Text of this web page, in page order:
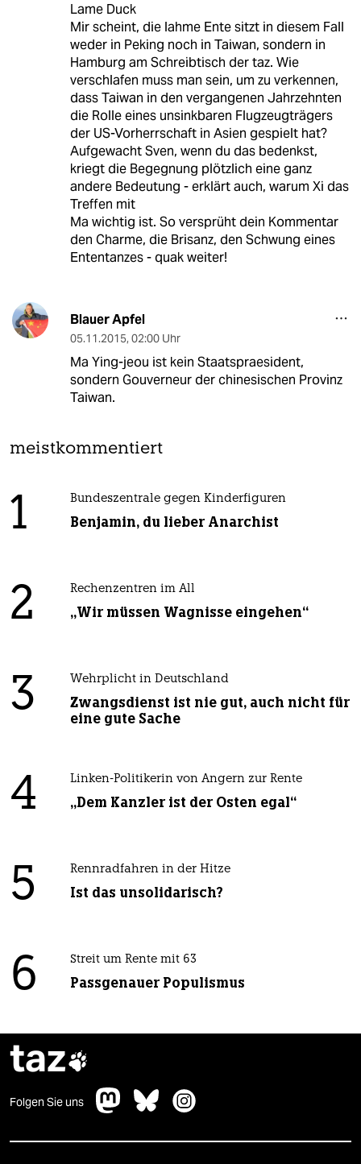
Lame Duck
Mir scheint, die lahme Ente sitzt in diesem Fall
weder in Peking noch in Taiwan, sondern in
Hamburg am Schreibtisch der taz. Wie
verschlafen muss man sein, um zu verkennen,
dass Taiwan in den vergangenen Jahrzehnten
die Rolle eines unsinkbaren Flugzeugträgers
der US-Vorherrschaft in Asien gespielt hat?
Aufgewacht Sven, wenn du das bedenkst,
kriegt die Begegnung plötzlich eine ganz
andere Bedeutung - erklärt auch, warum Xi das
Treffen mit
Ma wichtig ist. So versprüht dein Kommentar
den Charme, die Brisanz, den Schwung eines
Ententanzes - quak weiter!
Blauer Apfel
05.11.2015, 02:00 Uhr
Ma Ying-jeou ist kein Staatspraesident,
sondern Gouverneur der chinesischen Provinz
Taiwan.
meistkommentiert
1 Bundeszentrale gegen Kinderfiguren
Benjamin, du lieber Anarchist
2 Rechenzentren im All
„Wir müssen Wagnisse eingehen“
3 Wehrplicht in Deutschland
Zwangsdienst ist nie gut, auch nicht für
eine gute Sache
4 Linken-Politikerin von Angern zur Rente
„Dem Kanzler ist der Osten egal“
5 Rennradfahren in der Hitze
Ist das unsolidarisch?
6 Streit um Rente mit 63
Passgenauer Populismus
taz
Folgen Sie uns